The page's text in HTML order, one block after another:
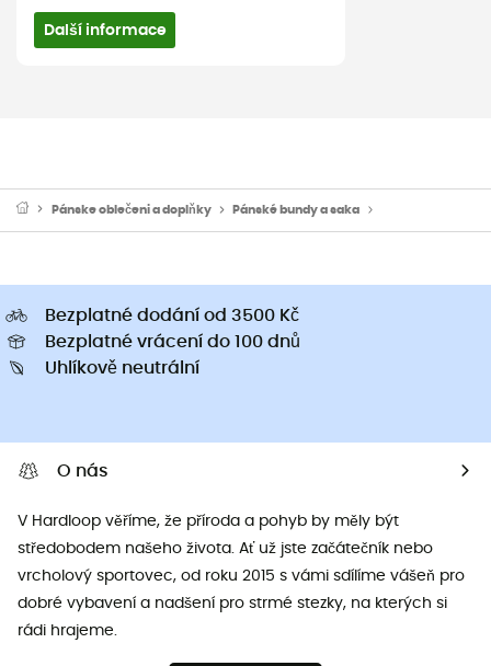
Další informace
Pánske oblečeni a doplňky Pánské bundy a saka
Bezplatné dodání od 3500 Kč
Bezplatné vrácení do 100 dnů
Uhlíkově neutrální
O nás
V Hardloop věříme, že příroda a pohyb by měly být
středobodem našeho života. Ať už jste začátečník nebo
vrcholový sportovec, od roku 2015 s vámi sdílíme vášeň pro
dobré vybavení a nadšení pro strmé stezky, na kterých si
rádi hrajeme.